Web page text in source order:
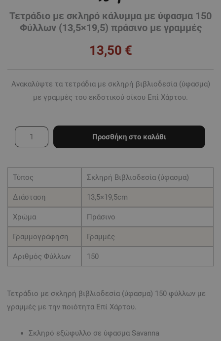
Τετράδιο με σκληρό κάλυμμα με ύφασμα 150
Φύλλων (13,5×19,5) πράσινο με γραμμές
13,50 €
Ανακαλύψτε τα τετράδια με σκληρή βιβλιοδεσία (ύφασμα)
με γραμμές του εκδοτικού οίκου Επί Χάρτου.
σκληρό
με
ύφασμα
Φύλλων
(13,5x19,5)
πράσινο
με
Προσθήκη στο καλάθι
Τύπος Σκληρή Βιβλιοδεσία (ύφασμα)
Διάσταση 13,5×19,5cm
Χρώμα Πράσινο
Γραμμογράφηση Γραμμές
Αριθμός Φύλλων 150
Τετράδιο με σκληρή βιβλιοδεσία (ύφασμα) 150 φύλλων με
γραμμές με την ποιότητα Επί Χάρτου.
Σκληρό εξώφυλλο σε ύφασμα Savanna